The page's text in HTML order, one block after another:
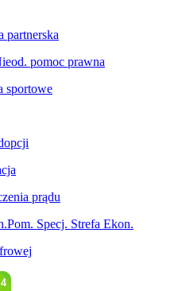
partnerska
pomoc prawna
sportowe
prądu
Pom. Specj. Strefa Ekon.